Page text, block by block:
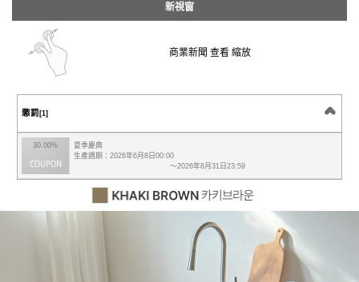
新視窗
商業新聞 查看 縮放
懲罰 [1]
30.00%
夏季慶典
生產週期：2026年6月8日00:00
～2026年8月31日23:59